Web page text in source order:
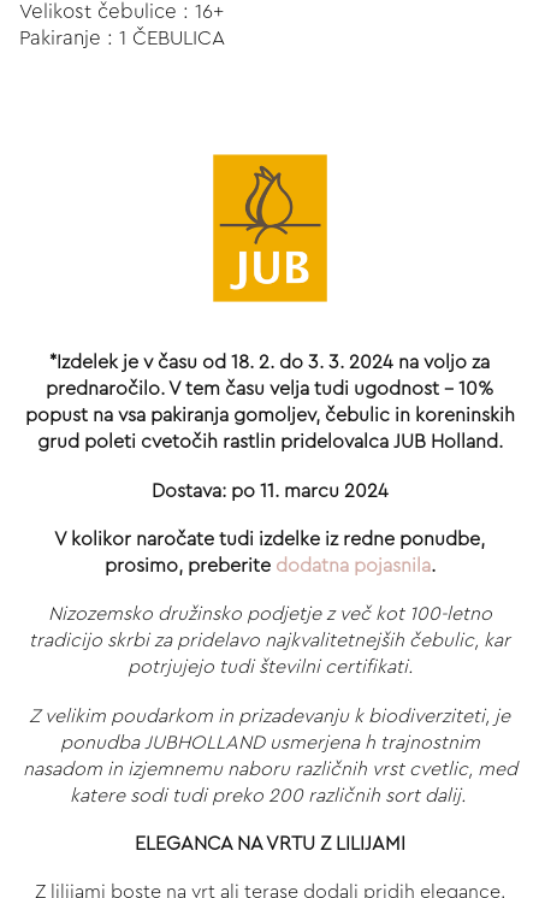
Velikost čebulice : 16+
Pakiranje : 1 ČEBULICA
*Izdelek je v času od 18. 2. do 3. 3. 2024 na voljo za
prednaročilo. V tem času velja tudi ugodnost - 10%
popust na vsa pakiranja gomoljev, čebulic in koreninskih
grud poleti cvetočih rastlin pridelovalca JUB Holland.
Dostava: po 11. marcu 2024
V kolikor naročate tudi izdelke iz redne ponudbe,
prosimo, preberite dodatna pojasnila.
Nizozemsko družinsko podjetje z več kot 100-letno
tradicijo skrbi za pridelavo najkvalitetnejših čebulic, kar
potrjujejo tudi številni certifikati.
Z velikim poudarkom in prizadevanju k biodiverziteti, je
ponudba JUBHOLLAND usmerjena h trajnostnim
nasadom in izjemnemu naboru različnih vrst cvetlic, med
katere sodi tudi preko 200 različnih sort dalij.
ELEGANCA NA VRTU Z LILIJAMI
Z lilijami boste na vrt ali terase dodali pridih elegance.